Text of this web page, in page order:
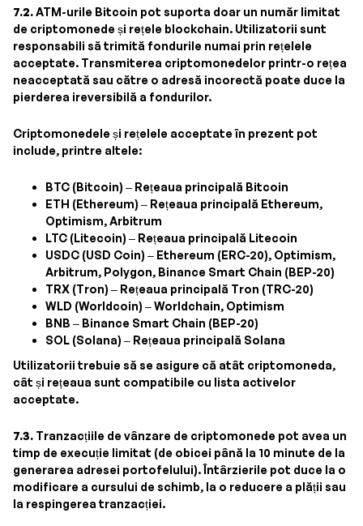
7.2.ATM-urile Bitcoin pot suporta doar un număr limitat
de criptomonede și rețele blockchain. Utilizatorii sunt
responsabili să trimită fondurile numai prin rețelele
acceptate. Transmiterea criptomonedelor printr-o rețea
neacceptată sau către o adresă incorectă poate duce la
pierderea ireversibilă a fondurilor.
Criptomonedele și rețelele acceptate în prezent pot
include, printre altele:
BTC (Bitcoin) – Rețeaua principală Bitcoin
ETH (Ethereum) – Rețeaua principală Ethereum,
Optimism, Arbitrum
LTC (Litecoin) – Rețeaua principală Litecoin
USDC (USD Coin) – Ethereum (ERC-20), Optimism,
Arbitrum, Polygon, Binance Smart Chain (BEP-20)
TRX (Tron) – Rețeaua principală Tron (TRC-20)
WLD (Worldcoin) – Worldchain, Optimism
BNB – Binance Smart Chain (BEP-20)
SOL (Solana) – Rețeaua principală Solana
Utilizatorii trebuie să se asigure că atât criptomoneda,
cât și rețeaua sunt compatibile cu lista activelor
acceptate.
7.3. Tranzacțiile de vânzare de criptomonede pot avea un
timp de execuție limitat (de obicei până la 10 minute de la
generarea adresei portofelului). Întârzierile pot duce la o
modificare a cursului de schimb, la o reducere a plății sau
la respingerea tranzacției.